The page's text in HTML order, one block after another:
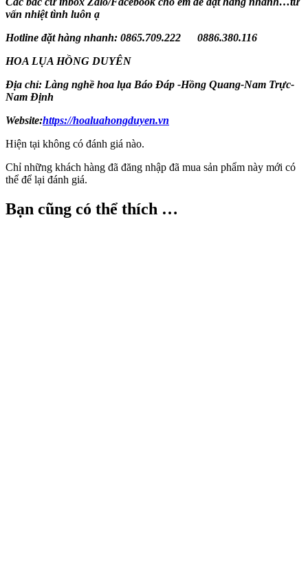
vấn nhiệt tình luôn ạ
Hotline đặt hàng nhanh: 0865.709.222 0886.380.116
HOA LỤA HỒNG DUYÊN
Địa chỉ: Làng nghề hoa lụa Báo Đáp -Hồng Quang-Nam Trực-
Nam Định
Website:https://hoaluahongduyen.vn
Hiện tại không có đánh giá nào.
Chỉ những khách hàng đã đăng nhập đã mua sản phẩm này mới có
thể để lại đánh giá.
Bạn cũng có thể thích …